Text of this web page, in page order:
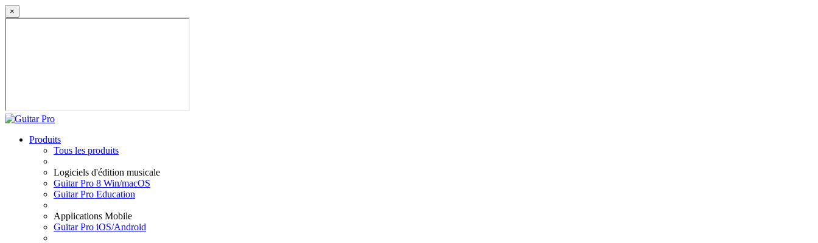
×
Produits
Tous les produits
Logiciels d'édition musicale
Guitar Pro 8 Win/macOS
Guitar Pro Education
Applications Mobile
Guitar Pro iOS/Android